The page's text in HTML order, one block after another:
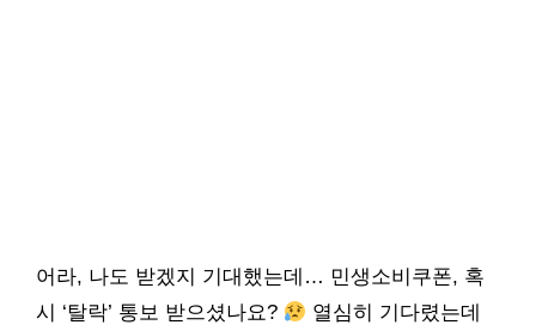
어라, 나도 받겠지 기대했는데… 민생소비쿠폰, 혹
시 ‘탈락’ 통보 받으셨나요?
열심히 기다렸는데